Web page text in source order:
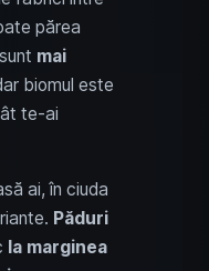
părea
mai
biomul este
te-ai
ai, în ciuda
Păduri
la marginea